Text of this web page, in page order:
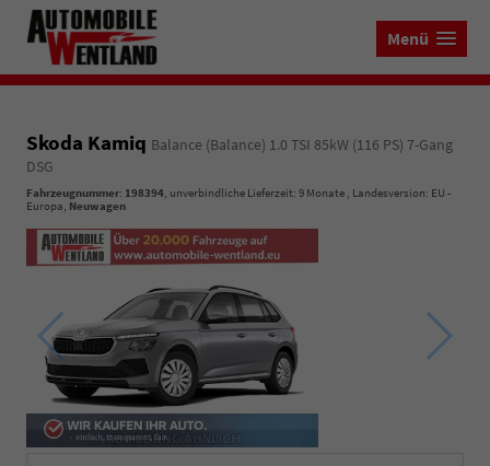
Menü
Skoda Kamiq Balance (Balance) 1.0 TSI 85kW (116 PS) 7-Gang
DSG
Fahrzeugnummer: 198394, unverbindliche Lieferzeit: 9 Monate , Landesversion: EU -
Europa, Neuwagen